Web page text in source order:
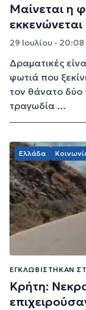
Μαίνεται η
29 Ιουλίου - 20:08
Δραματικές
φωτιά που
τον θάνατο
τραγωδία ...
Ελλάδα
ΕΓΚΛΩΒΊΣΤΗΚΑΝ
Κρήτη: